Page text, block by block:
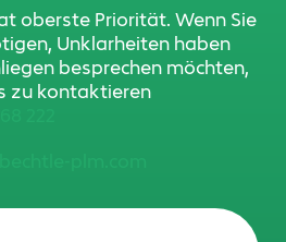
oberste Priorität. Wenn Sie
Unklarheiten haben
besprechen möchten,
zu kontaktieren